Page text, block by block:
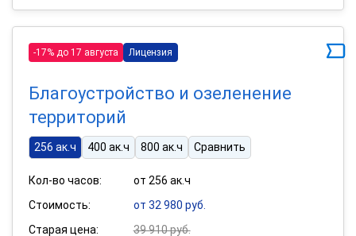
-17% до 17 августа Лицензия
Благоустройство и озеленение
территорий
256 ак.ч 400 ак.ч 800 ак.ч Сравнить
Кол-во часов:
от 256 ак.ч
Стоимость:
от 32 980 руб.
Старая цена:
39 910 руб.